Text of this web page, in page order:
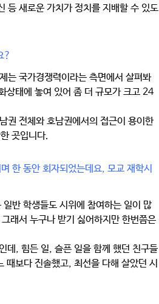
등 새로운 가치가 정치를 지배할 수 있도
?
는 국가경쟁력이라는 측면에서 살펴봐
상태에 놓여 있어 좀 더 규모가 크고 24
권 전체와 호남권에서의 접근이 용이한
곳입니다.
한 동안 회자되었는데요, 모교 재학시
반 학생들도 시위에 참여하는 일이 많
래서 누구나 받기 싫어하지만 한번쯤은
데, 힘든 일, 슬픈 일을 함께 했던 친구들
보다 진솔했고, 최선을 다해 살았던 시